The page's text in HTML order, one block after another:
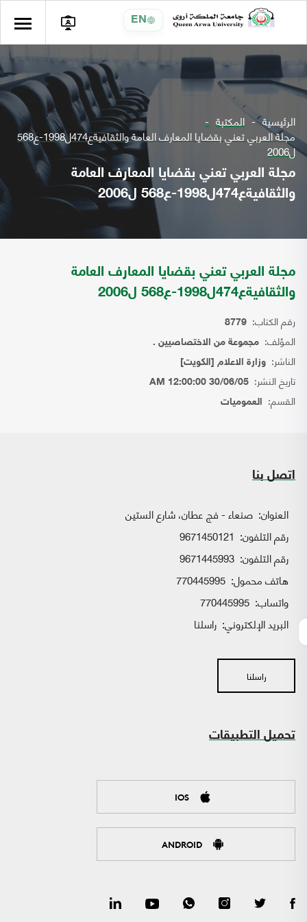
EN
الرئيسية المكتبة
مجلة العربي تعني بقضايا المعارف العامة والثقافيةع474ل1998-ع568
ل2006
مجلة العربي تعني بقضايا المعارف العامة
والثقافيةع474ل1998-ع568 ل2006
مجلة العربي تعني بقضايا المعارف العامة
والثقافيةع474ل1998-ع568 ل2006
رقم الكتاب: 8779
المؤلف: مجموعة من الاختصاصيين .
الناشر: وزارة الاعلام [الكويت]
تاريخ النشر: 30/06/05 12:00:00 AM
القسم: العموميات
اتصل بنا
العنوان: صنعاء - فج عطان، شارع الستين
رقم التلفون: 9671450121
رقم التلفون: 9671445993
هاتف محمول: 770445995
واتساب:
البريد الإلكتروني: راسلنا
راسلنا
تحميل التطبيقات
IOS
ANDROID